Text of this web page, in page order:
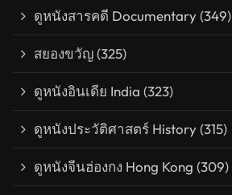
ดูหนังสารคดี Documentary(349)
สยองขวัญ(325)
ดูหนังอินเดีย India (323)
ดูหนังประวัติศาสตร์ History(315)
ดูหนังจีนฮ่องกง Hong Kong (309)